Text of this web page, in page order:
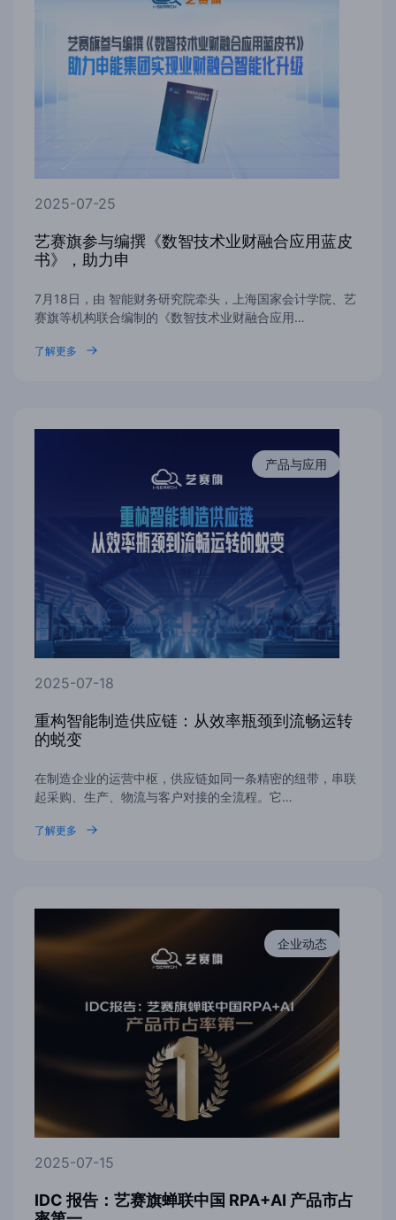
2025-07-25
‌艺赛旗参与编撰《数智技术业财融合应用蓝皮
书》，助力申
7月18日，由 智能财务研究院牵头，上海国家会计学院、艺
赛旗等机构联合编制的《数智技术业财融合应用…
了解更多
2025-07-18
产品与应用
重构智能制造供应链：从效率瓶颈到流畅运转
的蜕变
在制造企业的运营中枢，供应链如同一条精密的纽带，串联
起采购、生产、物流与客户对接的全流程。它…
了解更多
2025-07-15
企业动态
IDC 报告：艺赛旗蝉联中国 RPA+AI 产品市占